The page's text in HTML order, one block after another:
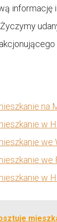
informację
na
w
we
we
w